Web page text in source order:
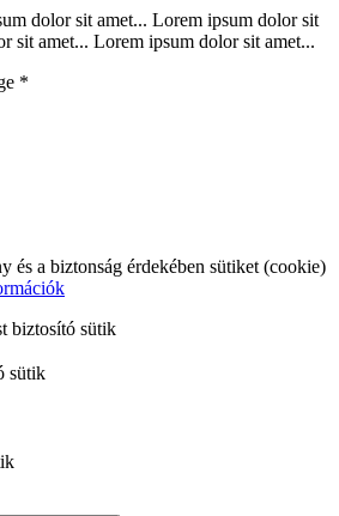
dolor sit amet... Lorem ipsum dolor sit
sit amet... Lorem ipsum dolor sit amet...
*
és a biztonság érdekében sütiket (cookie)
biztosító sütik
sütik